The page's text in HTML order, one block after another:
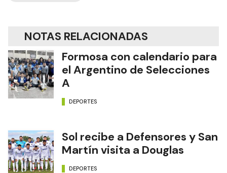
NOTAS RELACIONADAS
Formosa con calendario para
el Argentino de Selecciones
A
DEPORTES
Sol recibe a Defensores y San
Martín visita a Douglas
DEPORTES